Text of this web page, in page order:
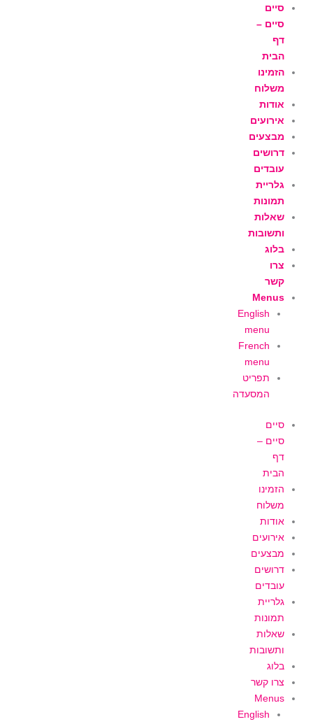
דילוג
סיים
סיים –
דף
הבית
הזמינו
משלוח
אודות
אירועים
מבצעים
דרושים
עובדים
גלריית
תמונות
שאלות
ותשובות
בלוג
צרו
קשר
Menus
English
menu
French
menu
תפריט
המסעדה
סיים
סיים –
דף
הבית
הזמינו
משלוח
אודות
אירועים
מבצעים
דרושים
עובדים
גלריית
תמונות
שאלות
ותשובות
בלוג
צרו קשר
Menus
English